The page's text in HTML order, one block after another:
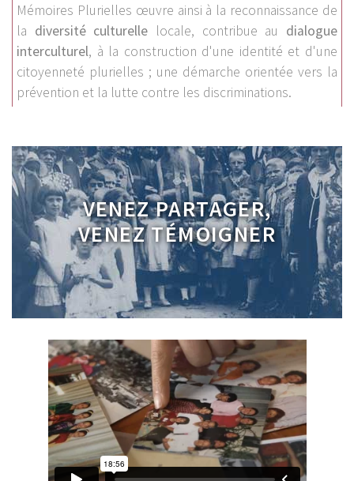
Mémoires Plurielles œuvre ainsi à la reconnaissance de
la diversité culturelle locale, contribue au dialogue
interculturel, à la construction d'une identité et d'une
citoyenneté plurielles ; une démarche orientée vers la
prévention et la lutte contre les discriminations.
VENEZ PARTAGER,
VENEZ TÉMOIGNER